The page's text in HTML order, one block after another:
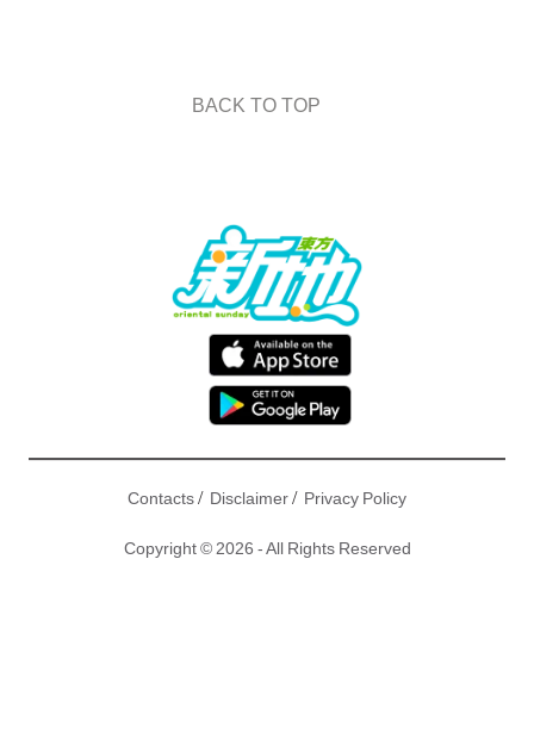
BACK TO TOP
Contacts/ Disclaimer/ Privacy Policy
Copyright © 2026 - All Rights Reserved